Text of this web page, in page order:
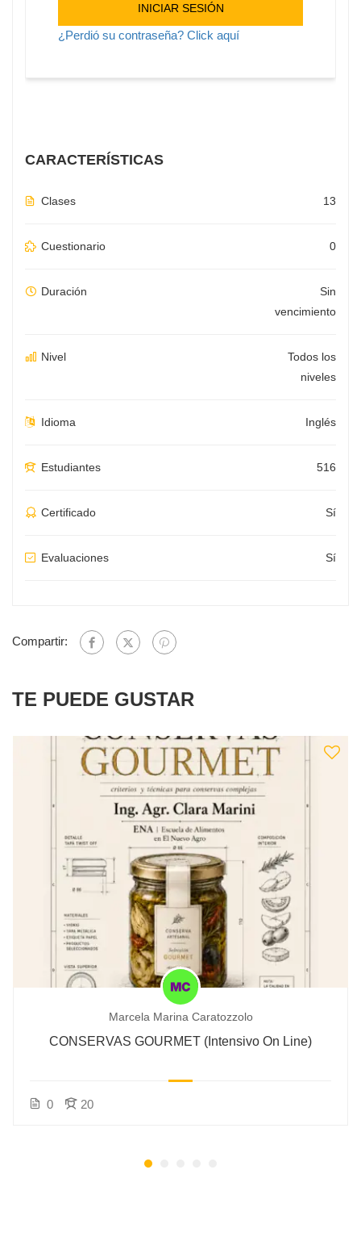
INICIAR SESIÓN
¿Perdió su contraseña? Click aquí
CARACTERÍSTICAS
Clases 13
Cuestionario 0
Duración
Sin
vencimiento
Nivel
Todos los
niveles
Idioma Inglés
Estudiantes 516
Certificado Sí
Evaluaciones Sí
Compartir:
TE PUEDE GUSTAR
Marcela Marina Caratozzolo
CONSERVAS GOURMET (Intensivo On Line)
0 20